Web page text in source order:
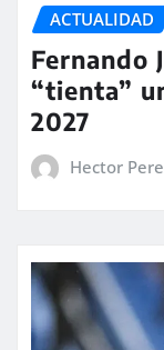
ACTUALIDAD
Fernando
“tienta”
2027
Hector